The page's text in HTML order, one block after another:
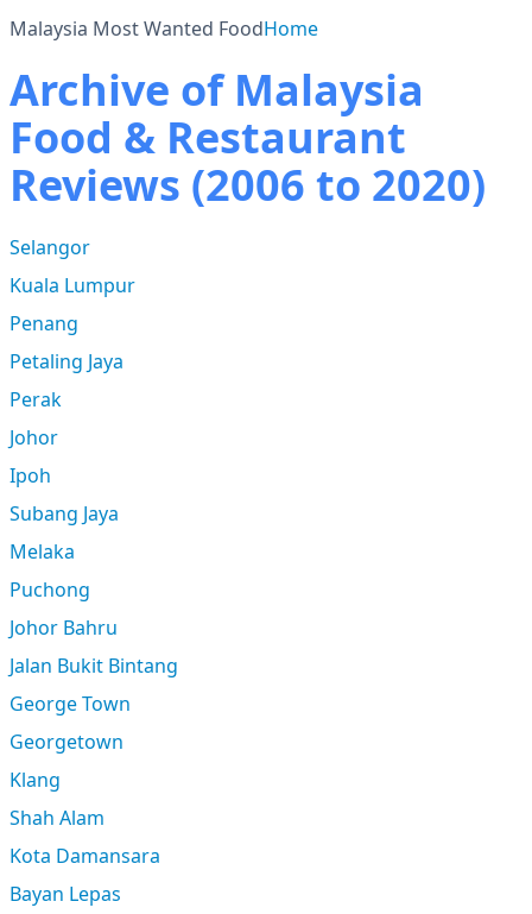
Malaysia Most Wanted FoodHome
Archive of Malaysia
Food & Restaurant
Reviews (2006 to 2020)
Selangor
Kuala Lumpur
Penang
Petaling Jaya
Perak
Johor
Ipoh
Subang Jaya
Melaka
Puchong
Johor Bahru
Jalan Bukit Bintang
George Town
Georgetown
Klang
Shah Alam
Kota Damansara
Bayan Lepas